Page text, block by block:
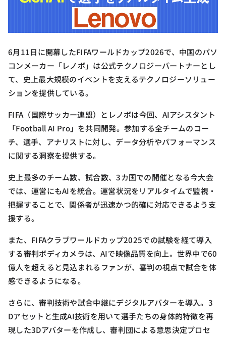
6月11日に開幕したFIFAワールドカップ2026で、中国のパソ
コンメーカー「レノボ」は公式テクノロジーパートナーとし
て、史上最大規模のイベントを支えるテクノロジーソリュー
ションを提供している。
FIFA（国際サッカー連盟）とレノボは今回、AIアシスタント
「Football AI Pro」を共同開発。参加する全チームのコー
チ、選手、アナリストに対し、データ分析やパフォーマンス
に関する洞察を提供する。
史上最多のチーム数、試合数、3カ国での開催となる今大会
では、運営にもAIを統合。運営状況をリアルタイムで監視・
把握することで、関係者が迅速かつ的確に対応できるよう支
援する。
また、FIFAクラブワールドカップ2025での試験を経て導入
する審判ボディカメラは、AIで映像品質を向上。世界中で60
億人を超えると見込まれるファンが、審判の視点で試合を体
感できるようになる。
さらに、審判技術や試合中継にデジタルアバターを導入。3
Dアセットと生成AI技術を用いて選手たちの身体的特徴を再
現した3Dアバターを作成し、審判団による意思決定プロセ